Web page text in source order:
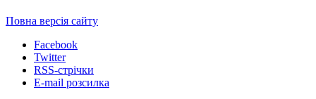
Повна версія сайту
Facebook
Twitter
RSS-стрічки
E-mail розсилка